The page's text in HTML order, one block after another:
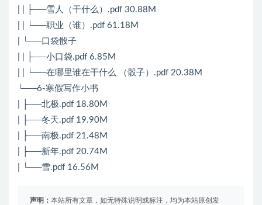
| | ├──雪人（干什么）.pdf 30.88M
| | └──职业（谁）.pdf 61.18M
| └──口袋骰子
| | ├──小口袋.pdf 6.85M
| | └──在哪里谁在干什么 （骰子）.pdf 20.38M
└──6-寒假写作小书
| ├──北极.pdf 18.80M
| ├──冬天.pdf 19.90M
| ├──南极.pdf 21.48M
| ├──新年.pdf 20.74M
| └──雪.pdf 16.56M
声明： 本站所有文章，如无特殊说明或标注，均为本站原创发